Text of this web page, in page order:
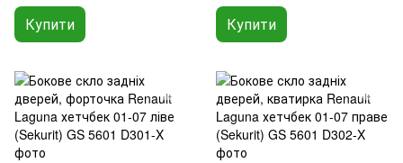
Купити Купити